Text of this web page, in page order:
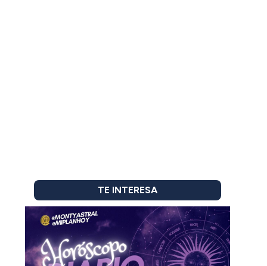
TE INTERESA